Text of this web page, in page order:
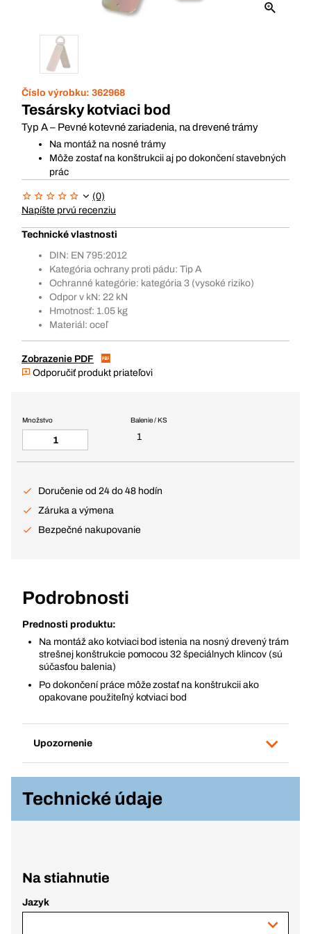
Číslo výrobku: 362968
Tesársky kotviaci bod
Typ A – Pevné kotevné zariadenia, na drevené trámy
Na montáž na nosné trámy
Môže zostať na konštrukcii aj po dokončení stavebných
prác
(0)
Napíšte prvú recenziu
Technické vlastnosti
DIN: EN 795:2012
Kategória ochrany proti pádu: Tip A
Ochranné kategórie: kategória 3 (vysoké riziko)
Odpor v kN: 22 kN
Hmotnosť: 1.05 kg
Materiál: oceľ
Zobrazenie PDF
Odporučiť produkt priateľovi
Balenie / KS
1
Množstvo
Doručenie od 24 do 48 hodín
Záruka a výmena
Bezpečné nakupovanie
Podrobnosti
Prednosti produktu:
Na montáž ako kotviaci bod istenia na nosný drevený trám
strešnej konštrukcie pomocou 32 špeciálnych klincov (sú
súčasťou balenia)
Po dokončení práce môže zostať na konštrukcii ako
opakovane použiteľný kotviaci bod
Upozornenie
Technické údaje
Na stiahnutie
Jazyk